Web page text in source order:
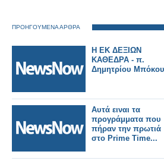
ΠΡΟΗΓΟΥΜΕΝΑ ΑΡΘΡΑ
Η ΕΚ ΔΕΞΙΩΝ
ΚΑΘΕΔΡΑ - π.
Δημητρίου Μπόκου
Αυτά ειναι τα
προγράμματα που
πήραν την πρωτιά
στο Prime Time...